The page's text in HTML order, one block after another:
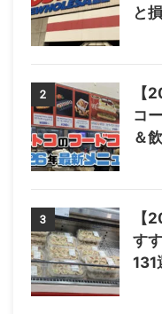
と
2
【
コ
＆
3
【
す
131